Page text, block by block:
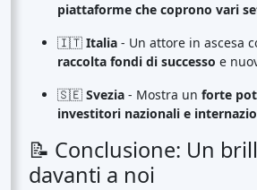
piattaforme che coprono vari
🇮🇹 Italia - Un attore in ascesa
raccolta fondi di successo e
🇸🇪 Svezia - Mostra un forte
investitori nazionali e
📝 Conclusione: Un
davanti a noi